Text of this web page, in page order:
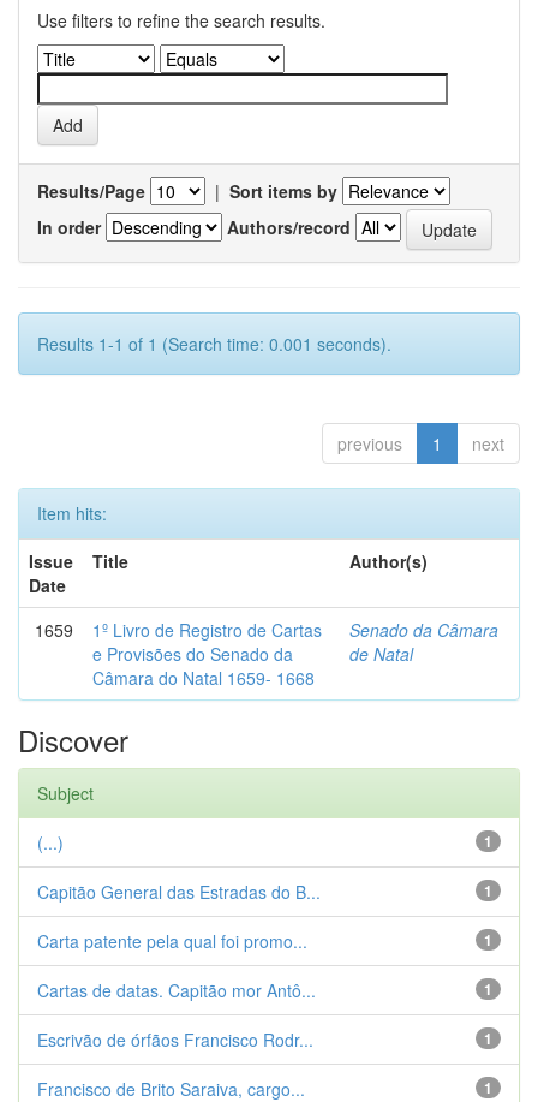
Use filters to refine the search results.
Results/Page | Sort items by
In order
Authors/record
Results 1-1 of 1 (Search time: 0.001 seconds).
previous 1 next
Item hits:
Issue
Date
Title Author(s)
1659
1º Livro de Registro de Cartas
e Provisões do Senado da
Câmara do Natal 1659- 1668
Senado da Câmara
de Natal
Discover
Subject
1
(...)
1
Capitão General das Estradas do B...
1
Carta patente pela qual foi promo...
1
Cartas de datas. Capitão mor Antô...
1
Escrivão de órfãos Francisco Rodr...
1
Francisco de Brito Saraiva, cargo...